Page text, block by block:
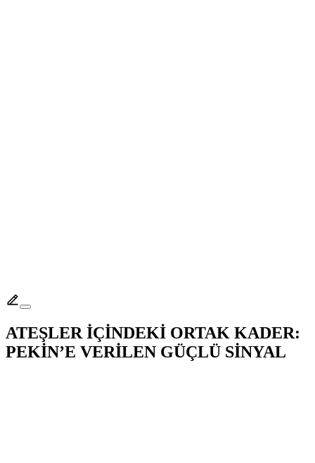
ATEŞLER İÇİNDEKİ ORTAK KADER:
PEKİN’E VERİLEN GÜÇLÜ SİNYAL